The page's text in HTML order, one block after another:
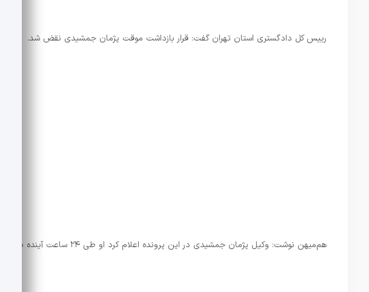
رییس کل دادگستری استان تهران گفت: قرار بازداشت موقت پژمان جمشیدی نقض شد.
هم‌میهن نوشت: وکیل پژمان جمشیدی در این پرونده اعلام کرد او طی ۲۴ ساعت آینده با قید وثیقه از زندان آزاد خواهد شد.